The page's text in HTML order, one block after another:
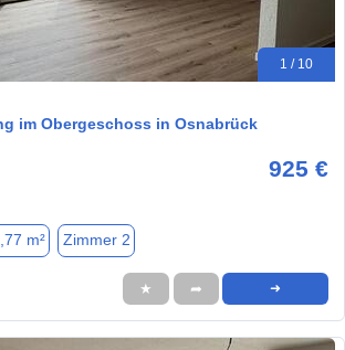
1 / 10
im Obergeschoss in Osnabrück
925 €
m² Zimmer 2
★ ➦ ➜